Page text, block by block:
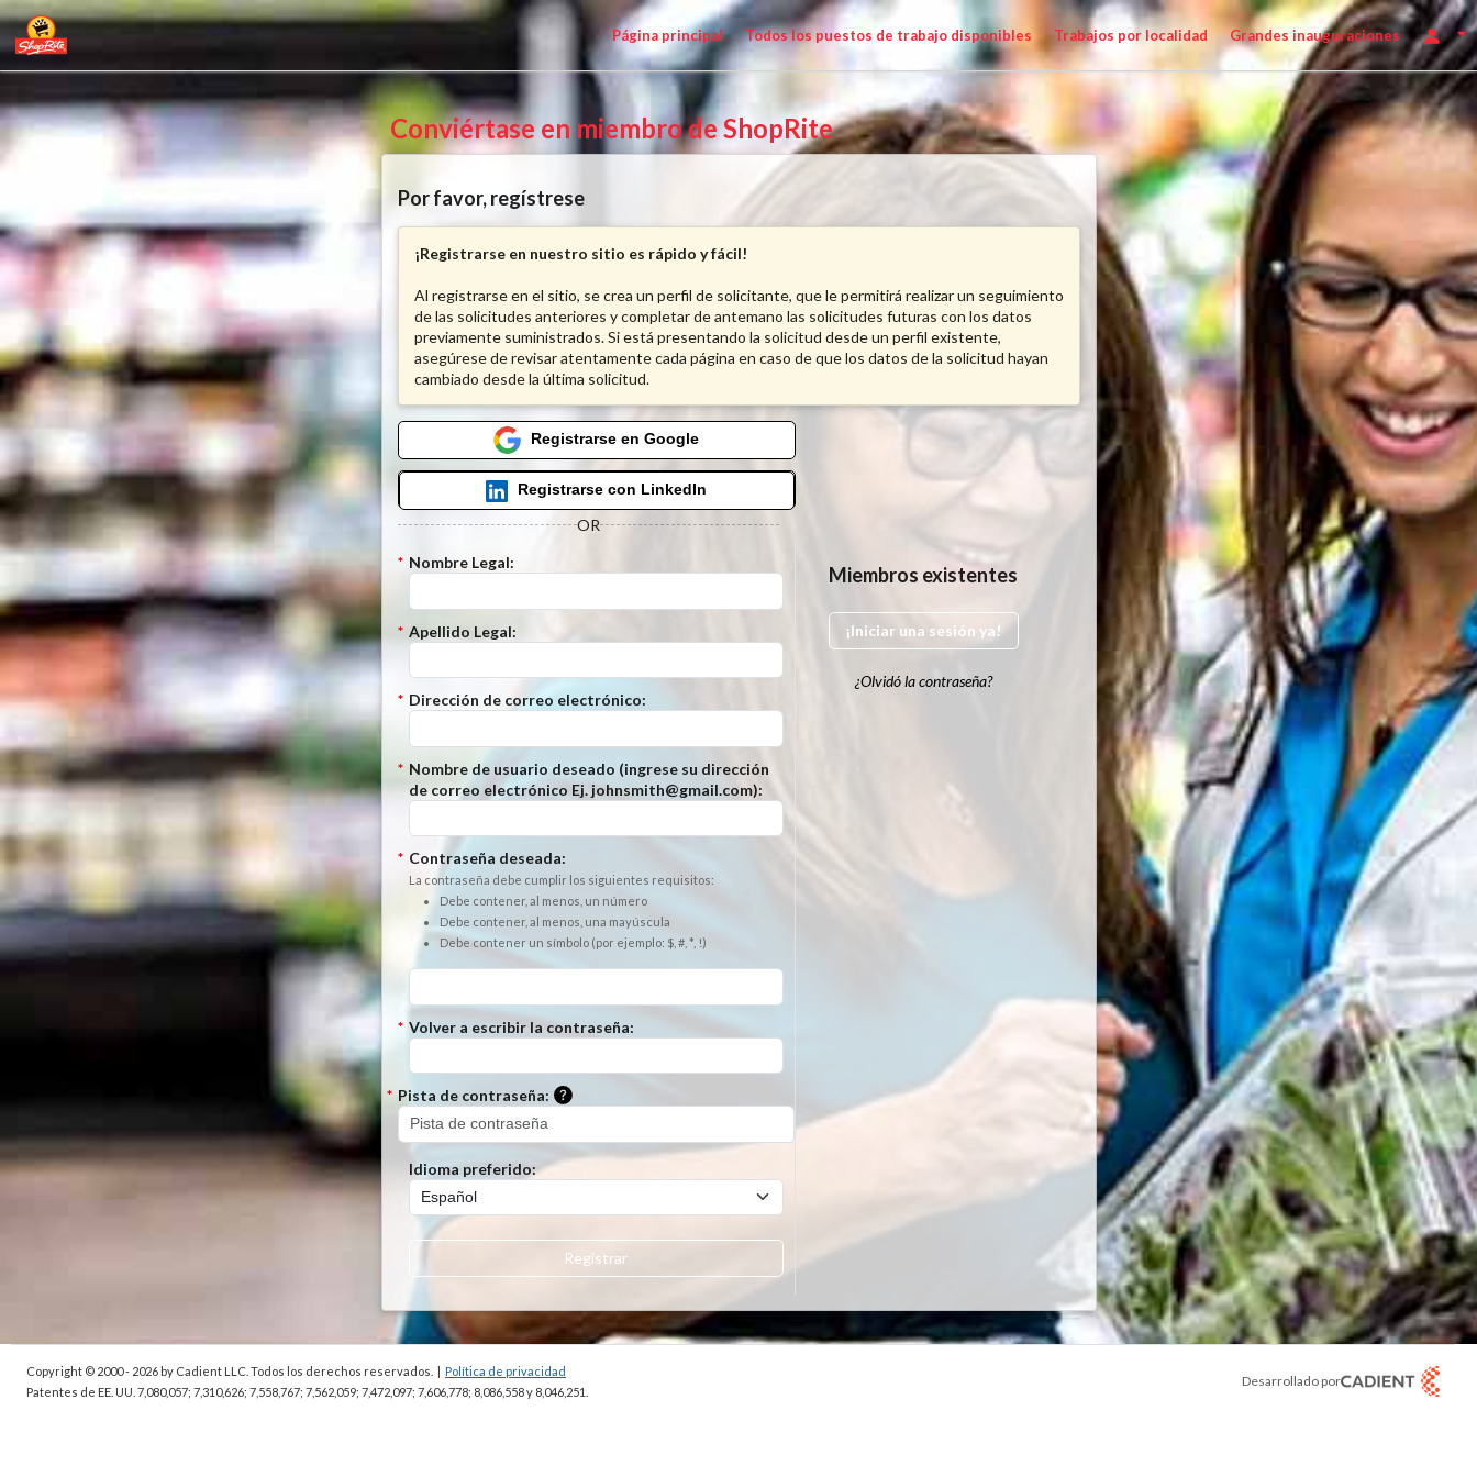
Página principal Todos los puestos de trabajo disponibles Trabajos por localidad Grandes inauguraciones
Conviértase en miembro de ShopRite
Por favor, regístrese
¡Registrarse en nuestro sitio es rápido y fácil!
Al registrarse en el sitio, se crea un perfil de solicitante, que le permitirá realizar un seguimiento
de las solicitudes anteriores y completar de antemano las solicitudes futuras con los datos
previamente suministrados. Si está presentando la solicitud desde un perfil existente,
asegúrese de revisar atentamente cada página en caso de que los datos de la solicitud hayan
cambiado desde la última solicitud.
Registrarse en Google
Registrarse con LinkedIn
OR
* Nombre Legal:
* Apellido Legal:
* Dirección de correo electrónico:
* Nombre de usuario deseado (ingrese su dirección
de correo electrónico Ej. johnsmith@gmail.com):
* Contraseña deseada:
La contraseña debe cumplir los siguientes requisitos:
Debe contener, al menos, un número
Debe contener, al menos, una mayúscula
Debe contener un símbolo (por ejemplo: $, #, *, !)
* Volver a escribir la contraseña:
* Pista de contraseña: Por favor, ingrese una pista que se pueda utilizar para recuperar una contraseña olvidada.
Idioma preferido:
Registrar
Miembros existentes
¡Iniciar una sesión ya!
¿Olvidó la contraseña?
Copyright © 2000 - 2026 by Cadient LLC. Todos los derechos reservados. | Política de privacidad
Patentes de EE. UU. 7,080,057; 7,310,626; 7,558,767; 7,562,059; 7,472,097; 7,606,778; 8,086,558 y 8,046,251.
Desarrollado por